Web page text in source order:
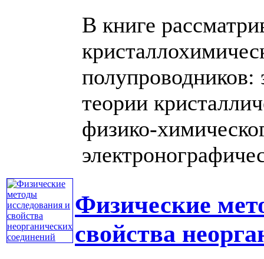
В книге
теории
физико-
Физические
свойства